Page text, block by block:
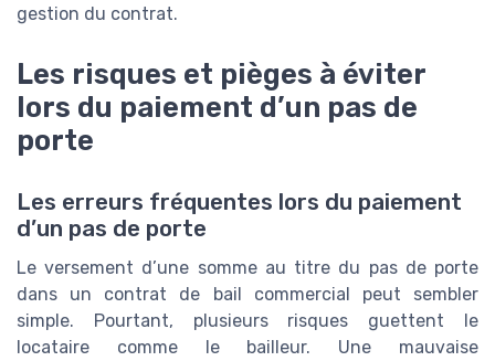
gestion du contrat.
Les risques et pièges à éviter
lors du paiement d’un pas de
porte
Les erreurs fréquentes lors du paiement
d’un pas de porte
Le versement d’une somme au titre du pas de porte
dans un contrat de bail commercial peut sembler
simple. Pourtant, plusieurs risques guettent le
locataire comme le bailleur. Une mauvaise